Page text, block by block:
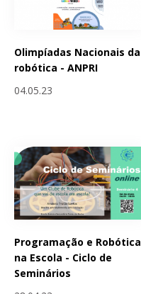
Olimpíadas Nacionais da
robótica - ANPRI
04.05.23
Programação e Robótica
na Escola - Ciclo de
Seminários